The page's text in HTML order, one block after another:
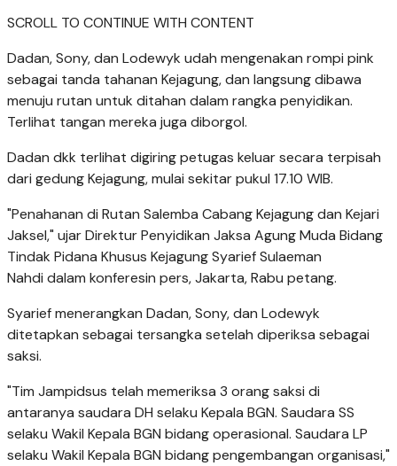
SCROLL TO CONTINUE WITH CONTENT
Dadan, Sony, dan Lodewyk udah mengenakan rompi pink
sebagai tanda tahanan Kejagung, dan langsung dibawa
menuju rutan untuk ditahan dalam rangka penyidikan.
Terlihat tangan mereka juga diborgol.
Dadan dkk terlihat digiring petugas keluar secara terpisah
dari gedung Kejagung, mulai sekitar pukul 17.10 WIB.
"Penahanan di Rutan Salemba Cabang Kejagung dan Kejari
Jaksel," ujar Direktur Penyidikan Jaksa Agung Muda Bidang
Tindak Pidana Khusus Kejagung Syarief Sulaeman
Nahdi dalam konferesin pers, Jakarta, Rabu petang.
Syarief menerangkan Dadan, Sony, dan Lodewyk
ditetapkan sebagai tersangka setelah diperiksa sebagai
saksi.
"Tim Jampidsus telah memeriksa 3 orang saksi di
antaranya saudara DH selaku Kepala BGN. Saudara SS
selaku Wakil Kepala BGN bidang operasional. Saudara LP
selaku Wakil Kepala BGN bidang pengembangan organisasi,"